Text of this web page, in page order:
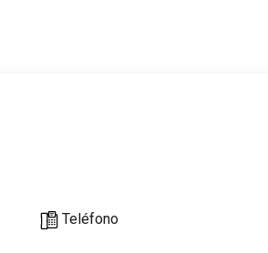
Teléfono